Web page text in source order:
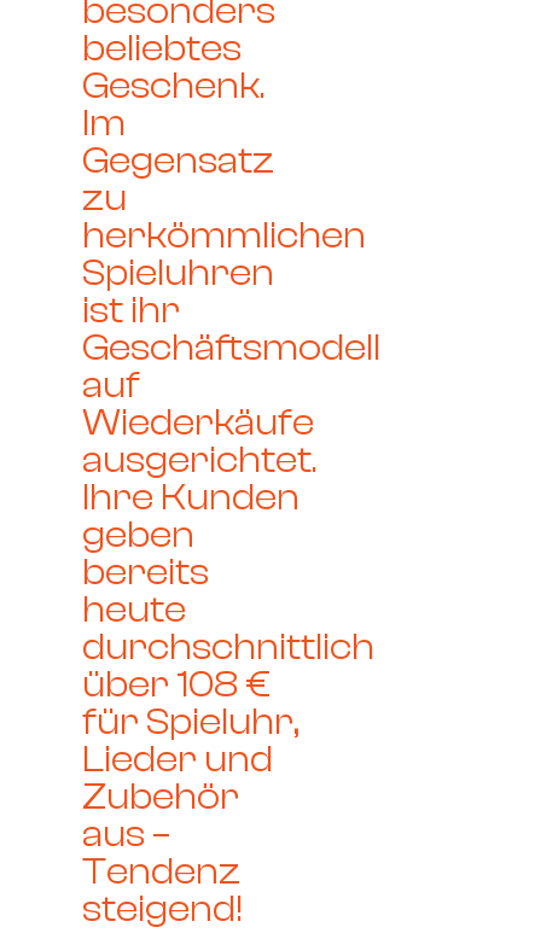
besonders
beliebtes
Geschenk.
Im
Gegensatz
zu
herkömmlichen
Spieluhren
ist ihr
Geschäftsmodell
auf
Wiederkäufe
ausgerichtet.
Ihre Kunden
geben
bereits
heute
durchschnittlich
über 108 €
für Spieluhr,
Lieder und
Zubehör
aus –
Tendenz
steigend!